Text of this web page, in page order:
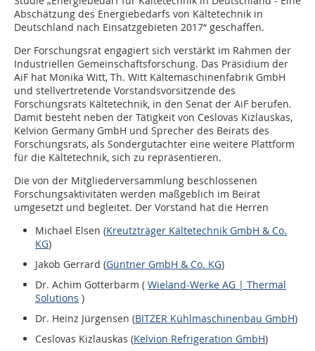
Abschätzung des Energiebedarfs von Kältetechnik in
Deutschland nach Einsatzgebieten 2017“ geschaffen.
Der Forschungsrat engagiert sich verstärkt im Rahmen der
Industriellen Gemeinschaftsforschung. Das Präsidium der
AiF hat Monika Witt, Th. Witt Kältemaschinenfabrik GmbH
und stellvertretende Vorstandsvorsitzende des
Forschungsrats Kältetechnik, in den Senat der AiF berufen.
Damit besteht neben der Tätigkeit von Ceslovas Kizlauskas,
Kelvion Germany GmbH und Sprecher des Beirats des
Forschungsrats, als Sondergutachter eine weitere Plattform
für die Kältetechnik, sich zu repräsentieren.
Die von der Mitgliederversammlung beschlossenen
Forschungsaktivitäten werden maßgeblich im Beirat
umgesetzt und begleitet. Der Vorstand hat die Herren
Michael Elsen (Kreutzträger Kältetechnik GmbH & Co.
KG)
Jakob Gerrard (Güntner GmbH & Co. KG)
Dr. Achim Gotterbarm ( Wieland-Werke AG | Thermal
Solutions )
Dr. Heinz Jürgensen (BITZER Kühlmaschinenbau GmbH)
Ceslovas Kizlauskas (Kelvion Refrigeration GmbH)